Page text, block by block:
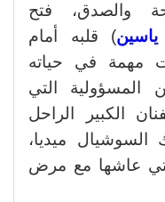
والصدق، فتح
) قلبه أمام
مهمة في حياته
المسؤولية التي
الكبير الراحل
السوشيال ميديا،
عاشها مع مرض